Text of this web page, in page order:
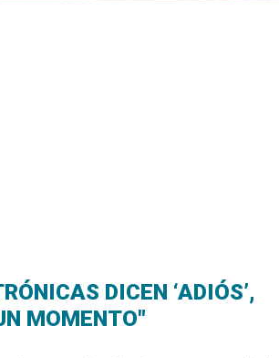
DICEN ‘ADIÓS’,
MOMENTO"